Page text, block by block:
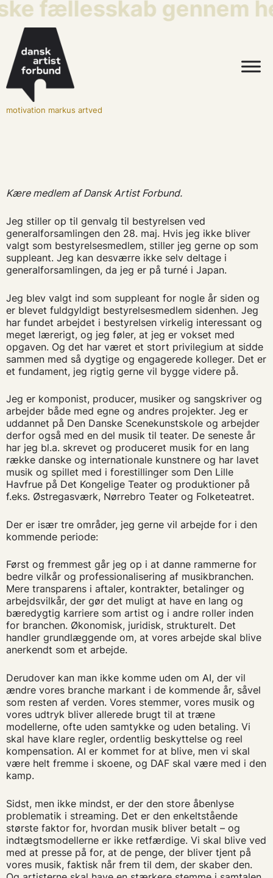
fællesskab gennem
motivation markus artved
Kære medlem af Dansk Artist Forbund.
Jeg stiller op til genvalg til bestyrelsen ved
generalforsamlingen den 28. maj. Hvis jeg ikke bliver
valgt som bestyrelsesmedlem, stiller jeg gerne op som
suppleant. Jeg kan desværre ikke selv deltage i
generalforsamlingen, da jeg er på turné i Japan.
Jeg blev valgt ind som suppleant for nogle år siden og
er blevet fuldgyldigt bestyrelsesmedlem sidenhen. Jeg
har fundet arbejdet i bestyrelsen virkelig interessant og
meget lærerigt, og jeg føler, at jeg er vokset med
opgaven. Og det har været et stort privilegium at sidde
sammen med så dygtige og engagerede kolleger. Det er
et fundament, jeg rigtig gerne vil bygge videre på.
Jeg er komponist, producer, musiker og sangskriver og
arbejder både med egne og andres projekter. Jeg er
uddannet på Den Danske Scenekunstskole og arbejder
derfor også med en del musik til teater. De seneste år
har jeg bl.a. skrevet og produceret musik for en lang
række danske og internationale kunstnere og har lavet
musik og spillet med i forestillinger som Den Lille
Havfrue på Det Kongelige Teater og produktioner på
f.eks. Østregasværk, Nørrebro Teater og Folketeatret.
Der er især tre områder, jeg gerne vil arbejde for i den
kommende periode:
Først og fremmest går jeg op i at danne rammerne for
bedre vilkår og professionalisering af musikbranchen.
Mere transparens i aftaler, kontrakter, betalinger og
arbejdsvilkår, der gør det muligt at have en lang og
bæredygtig karriere som artist og i andre roller inden
for branchen. Økonomisk, juridisk, strukturelt. Det
handler grundlæggende om, at vores arbejde skal blive
anerkendt som et arbejde.
Derudover kan man ikke komme uden om AI, der vil
ændre vores branche markant i de kommende år, såvel
som resten af verden. Vores stemmer, vores musik og
vores udtryk bliver allerede brugt til at træne
modellerne, ofte uden samtykke og uden betaling. Vi
skal have klare regler, ordentlig beskyttelse og reel
kompensation. AI er kommet for at blive, men vi skal
være helt fremme i skoene, og DAF skal være med i den
kamp.
Sidst, men ikke mindst, er der den store åbenlyse
problematik i streaming. Det er den enkeltstående
største faktor for, hvordan musik bliver betalt – og
indtægtsmodellerne er ikke retfærdige. Vi skal blive ved
med at presse på for, at de penge, der bliver tjent på
vores musik, faktisk når frem til dem, der skaber den.